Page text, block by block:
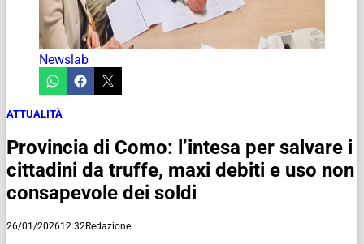
Newslab
ATTUALITÀ
Provincia di Como: l’intesa per salvare i
cittadini da truffe, maxi debiti e uso non
consapevole dei soldi
26/01/202612:32Redazione